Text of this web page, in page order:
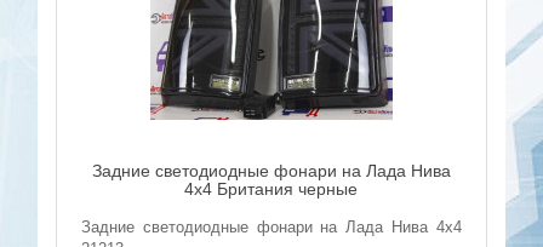
Задние светодиодные фонари на Лада Нива
4x4 Британия черные
Задние светодиодные фонари на Лада Нива 4x4